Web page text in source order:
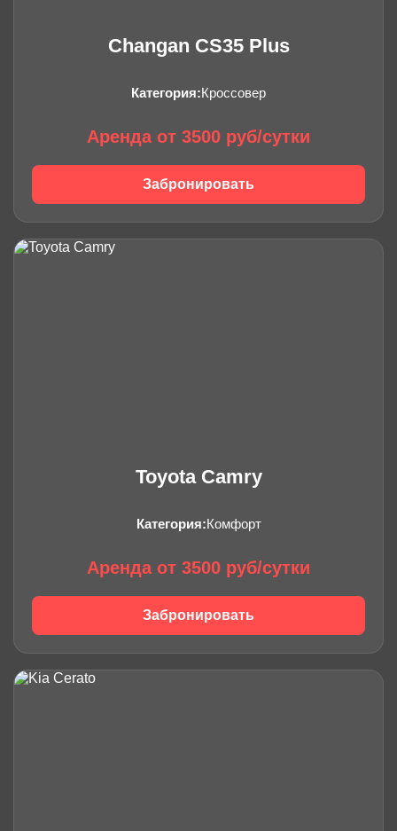
Changan CS35 Plus
Категория:Кроссовер
Аренда от 3500 руб/сутки
Забронировать
Toyota Camry
Категория:Комфорт
Аренда от 3500 руб/сутки
Забронировать